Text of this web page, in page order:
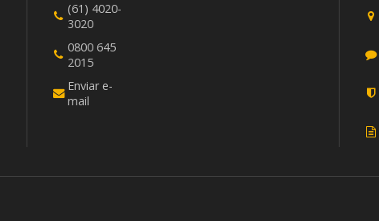
(61) 4020-
3020
0800 645
2015
Enviar e-
mail